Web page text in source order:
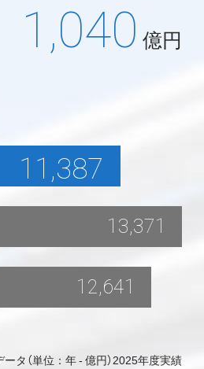
1,040 億円
11,387
13,371
12,641
タ（単位：年 - 億円）2025年度実績